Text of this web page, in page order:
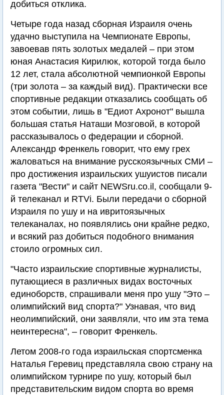
добиться отклика.
Четыре года назад сборная Израиля очень
удачно выступила на Чемпионате Европы,
завоевав пять золотых медалей – при этом
юная Анастасия Кирилюк, которой тогда было
12 лет, стала абсолютной чемпионкой Европы
(три золота – за каждый вид). Практически все
спортивные редакции отказались сообщать об
этом событии, лишь в "Едиот Ахронот" вышла
большая статья Наташи Мозговой, в которой
рассказывалось о федерации и сборной.
Александр Френкель говорит, что ему грех
жаловаться на внимание русскоязычных СМИ –
про достижения израильских ушуистов писали
газета "Вести" и сайт NEWSru.co.il, сообщали 9-
й телеканал и RTVi. Были передачи о сборной
Израиля по ушу и на ивритоязычных
телеканалах, но появлялись они крайне редко,
и всякий раз добиться подобного внимания
стоило огромных сил.
"Часто израильские спортивные журналисты,
путающиеся в различных видах восточных
единоборств, спрашивали меня про ушу "Это –
олимпийский вид спорта?" Узнавая, что вид
неолимпийский, они заявляли, что им эта тема
неинтересна", – говорит Френкель.
Летом 2008-го года израильская спортсменка
Наталья Геревиц представляла свою страну на
олимпийском турнире по ушу, который был
представительским видом спорта во время